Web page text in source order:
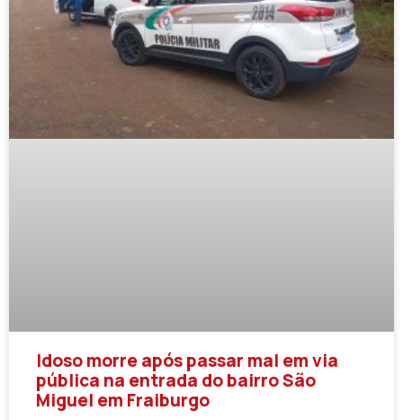
Idoso morre após passar mal em via
pública na entrada do bairro São
Miguel em Fraiburgo